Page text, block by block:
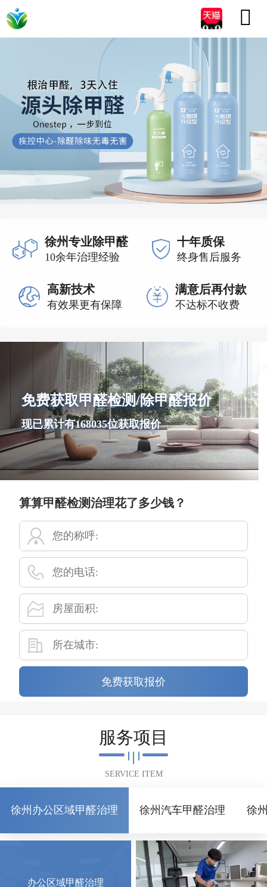

徐州专业除甲醛
10余年治理经验
十年质保
终身售后服务
高新技术
有效果更有保障
满意后再付款
不达标不收费
免费获取甲醛检测/除甲醛报价
现已累计有168035位获取报价
算算甲醛检测治理花了多少钱？
免费获取报价
服务项目
SERVICE ITEM
徐州办公区域甲醛治理 徐州汽车甲醛治理 徐
办公区域甲醛治理